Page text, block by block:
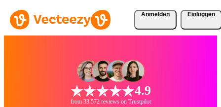
Anmelden Einloggen
4.9
from 33.572 reviews on Trustpilot